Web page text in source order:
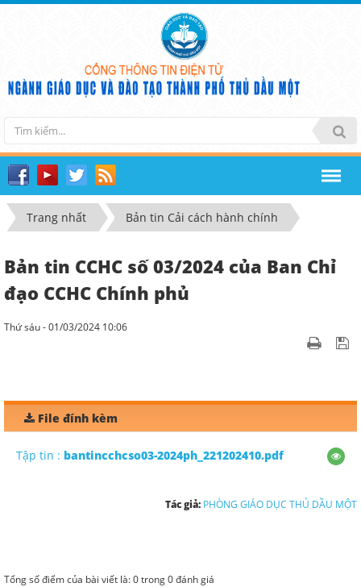
Trang nhất Bản tin Cải cách hành chính
Bản tin CCHC số 03/2024 của Ban Chỉ
đạo CCHC Chính phủ
Thứ sáu - 01/03/2024 10:06
File đính kèm
Tập tin : bantincchcso03-2024ph_221202410.pdf
Tác giả: PHÒNG GIÁO DỤC THỦ DẦU MỘT
Tổng số điểm của bài viết là: 0 trong 0 đánh giá